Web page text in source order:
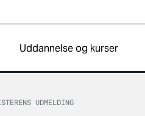
Uddannelse og kurser
UDMELDING